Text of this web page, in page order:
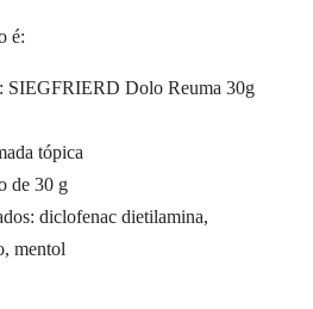
é:
SIEGFRIERD Dolo Reuma 30g
tópica
de 30 g
diclofenac dietilamina,
mentol